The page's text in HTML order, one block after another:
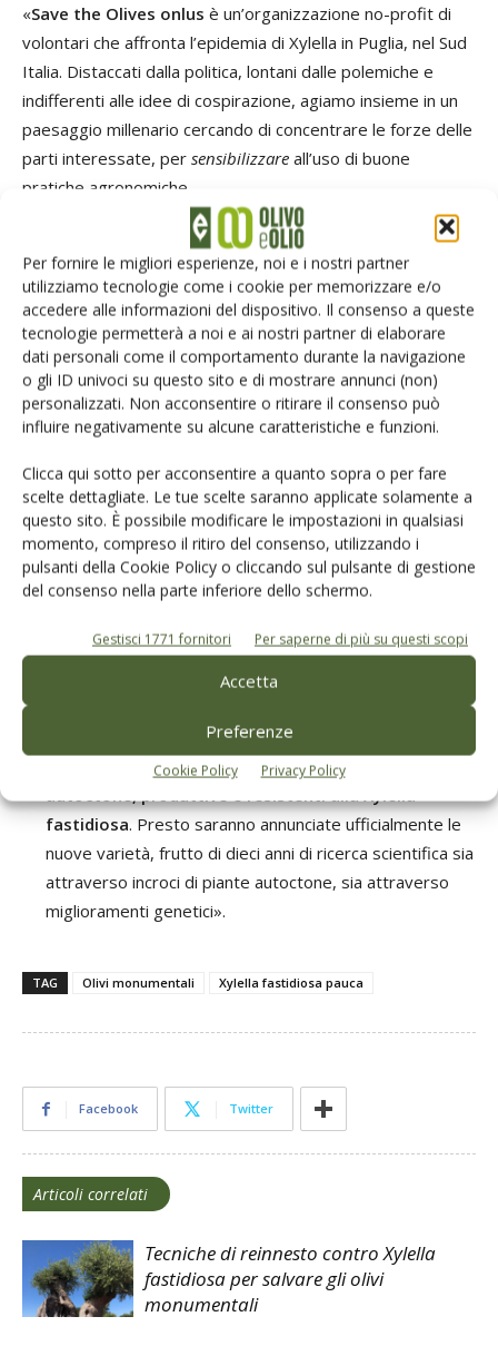
Per fornire le migliori esperienze, noi e i nostri partner
utilizziamo tecnologie come i cookie per memorizzare e/o
accedere alle informazioni del dispositivo. Il consenso a queste
tecnologie permetterà a noi e ai nostri partner di elaborare
dati personali come il comportamento durante la navigazione
o gli ID univoci su questo sito e di mostrare annunci (non)
personalizzati. Non acconsentire o ritirare il consenso può
influire negativamente su alcune caratteristiche e funzioni.
Clicca qui sotto per acconsentire a quanto sopra o per fare
scelte dettagliate. Le tue scelte saranno applicate solamente a
questo sito. È possibile modificare le impostazioni in qualsiasi
momento, compreso il ritiro del consenso, utilizzando i
pulsanti della Cookie Policy o cliccando sul pulsante di gestione
del consenso nella parte inferiore dello schermo.
Gestisci 1771 fornitori Per saperne di più su questi scopi
Accetta
Preferenze
Cookie Policy Privacy Policy
«Save the Olives onlus è un’organizzazione no-profit di
volontari che affronta l’epidemia di Xylella in Puglia, nel Sud
Italia. Distaccati dalla politica, lontani dalle polemiche e
indifferenti alle idee di cospirazione, agiamo insieme in un
paesaggio millenario cercando di concentrare le forze delle
parti interessate, per sensibilizzare all’uso di buone
pratiche agronomiche.
Siamo agronomi, agricoltori, artisti, ingegneri, studenti,
uomini d’affari e ricercatori, ma soprattutto siamo grandi
difensori della nostra terra e crediamo in un futuro
sostenibile e nella cultura dell’ulivo e dell’olio extra vergine
di oliva di qualità.
Save the Olives collabora con i più importanti protagonisti
sostenibile delle piante del Cnr ,Forestaforte , ecc. e le
nostre azioni si concentrano su due linee di intervento
fondamentali:
la prima e più urgente, lasalvaguardia degli olivi
della Puglia dove esiste la più alta concentrazione al
mondo di olivi monumentali e ultrasecolari. Si tratta di un
non solo per la Puglia, ma per l’umanità intera;
la seconda è laricerca di nuove varietà di olivo
autoctone, produttive e resistenti alla Xylella
fastidiosa. Presto saranno annunciate ufficialmente le
nuove varietà, frutto di dieci anni di ricerca scientifica sia
attraverso incroci di piante autoctone, sia attraverso
miglioramenti genetici».
TAG Olivi monumentali Xylella fastidiosa pauca
Facebook Twitter
Articoli correlati
Tecniche di reinnesto contro Xylella
fastidiosa per salvare gli olivi
monumentali